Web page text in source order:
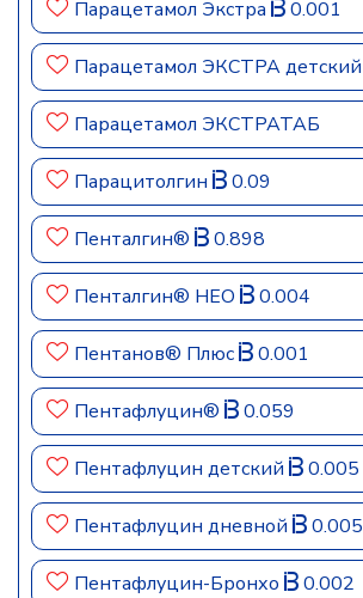
Парацетамол Экстра 0.001
Парацетамол ЭКСТРА детский
Парацетамол ЭКСТРАТАБ
Парацитолгин 0.09
Пенталгин® 0.898
Пенталгин® НЕО 0.004
Пентанов® Плюс 0.001
Пентафлуцин® 0.059
Пентафлуцин детский 0.005
Пентафлуцин дневной 0.005
Пентафлуцин-Бронхо 0.002